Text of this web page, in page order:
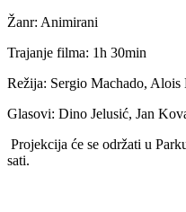
Žanr: Animirani
Trajanje filma: 1h 30min
Režija: Sergio Machado,
Glasovi: Dino Jelusić, Jan
Projekcija će se održati u
sati.